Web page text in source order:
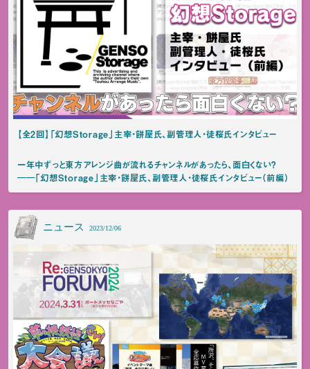
【全2回】「幻想Storage」主宰・餅屋氏、副管理人・徒桜氏インタビュー
一年中ずっと東方アレンジ曲が流れるチャンネルがあったら、面白くない？
――「幻想Storage」主宰・餅屋氏、副管理人・徒桜氏インタビュー（前編）
ニュース 2023/12/06